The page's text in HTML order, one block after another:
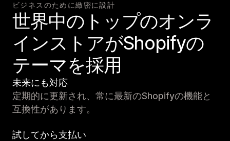
ビジネスのために緻密に設計
世界中のトップのオンラ
インストアがShopifyの
テーマを採用
未来にも対応
定期的に更新され、常に最新のShopifyの機能と
互換性があります。
試してから支払い